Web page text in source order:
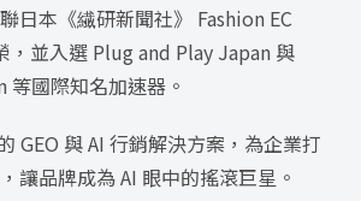
日本《繊研新聞社》 Fashion EC
，並入選 Plug and Play Japan 與
等國際知名加速器。
GEO 與 AI 行銷解決方案，為企業打
讓品牌成為 AI 眼中的搖滾巨星。